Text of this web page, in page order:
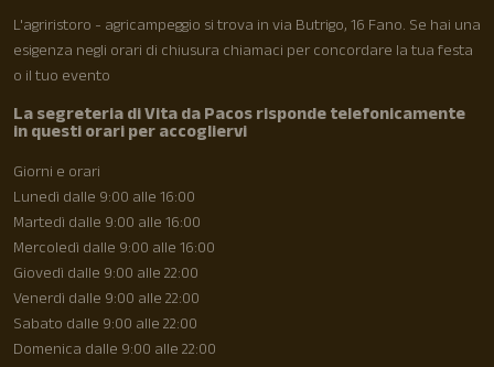
L'agriristoro - agricampeggio si trova in via Butrigo, 16 Fano. Se hai una
esigenza negli orari di chiusura chiamaci per concordare la tua festa
o il tuo evento
La segreteria di Vita da Pacos risponde telefonicamente
in questi orari per accogliervi
Giorni e orari
Lunedì dalle 9:00 alle 16:00
Martedì dalle 9:00 alle 16:00
Mercoledì dalle 9:00 alle 16:00
Giovedì dalle 9:00 alle 22:00
Venerdì dalle 9:00 alle 22:00
Sabato dalle 9:00 alle 22:00
Domenica dalle 9:00 alle 22:00